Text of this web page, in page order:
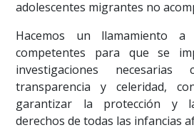
adolescentes migrantes no
Hacemos un llamamiento a
competentes para que se
investigaciones necesarias
transparencia y celeridad,
garantizar la protección y
derechos de todas las infancias